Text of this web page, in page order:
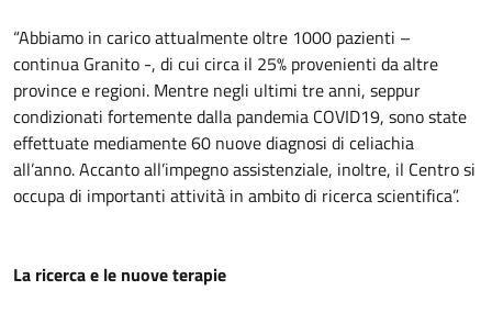
“Abbiamo in carico attualmente oltre 1000 pazienti –
continua Granito -, di cui circa il 25% provenienti da altre
province e regioni. Mentre negli ultimi tre anni, seppur
condizionati fortemente dalla pandemia COVID19, sono state
effettuate mediamente 60 nuove diagnosi di celiachia
all’anno. Accanto all’impegno assistenziale, inoltre, il Centro si
occupa di importanti attività in ambito di ricerca scientifica”.
La ricerca e le nuove terapie